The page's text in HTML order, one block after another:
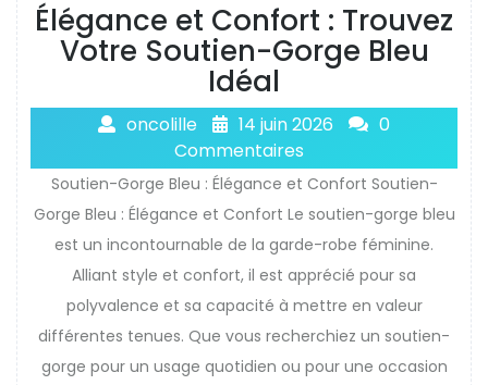
Élégance et Confort : Trouvez
Votre Soutien-Gorge Bleu
Idéal
oncolille 14 juin 2026
0
Commentaires
Soutien-Gorge Bleu : Élégance et Confort Soutien-
Gorge Bleu : Élégance et Confort Le soutien-gorge bleu
est un incontournable de la garde-robe féminine.
Alliant style et confort, il est apprécié pour sa
polyvalence et sa capacité à mettre en valeur
différentes tenues. Que vous recherchiez un soutien-
gorge pour un usage quotidien ou pour une occasion